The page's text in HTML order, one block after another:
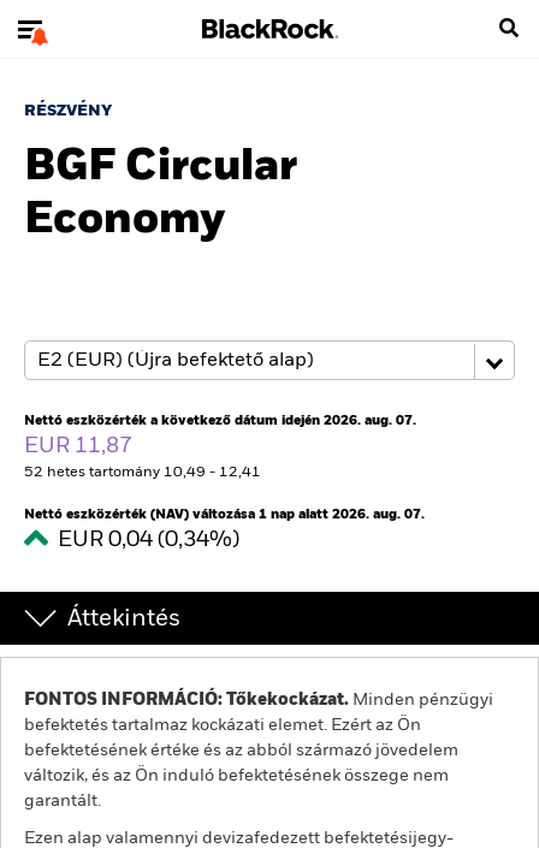
RÉSZVÉNY
BGF Circular
Economy
Nettó eszközérték a következő dátum idején 2026. aug. 07.
EUR 11,87
52 hetes tartomány 10,49 - 12,41
Nettó eszközérték (NAV) változása 1 nap alatt 2026. aug. 07.
EUR 0,04 (0,34%)
Áttekintés
FONTOS INFORMÁCIÓ: Tőkekockázat. Minden pénzügyi
befektetés tartalmaz kockázati elemet. Ezért az Ön
befektetésének értéke és az abból származó jövedelem
változik, és az Ön induló befektetésének összege nem
garantált.
Ezen alap valamennyi devizafedezett befektetésijegy-